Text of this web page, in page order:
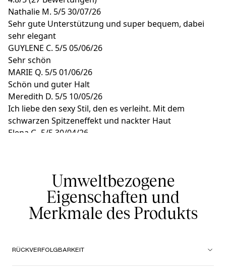
Nathalie M. 5/530/07/26
Sehr gute Unterstützung und super bequem, dabei
sehr elegant
GUYLENE C. 5/505/06/26
Sehr schön
MARIE Q. 5/501/06/26
Schön und guter Halt
Meredith D. 5/5 10/05/26
Ich liebe den sexy Stil, den es verleiht. Mit dem
schwarzen Spitzeneffekt und nackter Haut
Elena G. 5/5 30/04/26
Umweltbezogene
Eigenschaften und
Merkmale des Produkts
RÜCKVERFOLGBARKEIT